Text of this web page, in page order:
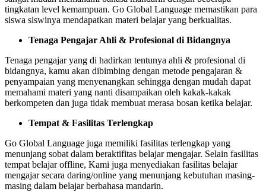
tingkatan level kemampuan. Go Global Language memastikan para
siswa siswinya mendapatkan materi belajar yang berkualitas.
Tenaga Pengajar Ahli & Profesional di Bidangnya
Tenaga pengajar yang di hadirkan tentunya ahli & profesional di
bidangnya, kamu akan dibimbing dengan metode pengajaran &
penyampaian yang menyenangkan sehingga dengan mudah dapat
memahami materi yang nanti disampaikan oleh kakak-kakak
berkompeten dan juga tidak membuat merasa bosan ketika belajar.
Tempat & Fasilitas Terlengkap
Go Global Language juga memiliki fasilitas terlengkap yang
menunjang sobat dalam beraktifitas belajar mengajar. Selain fasilitas
tempat belajar offline, Kami juga menyediakan fasilitas belajar
mengajar secara daring/online yang menunjang kebutuhan masing-
masing dalam belajar berbahasa mandarin.